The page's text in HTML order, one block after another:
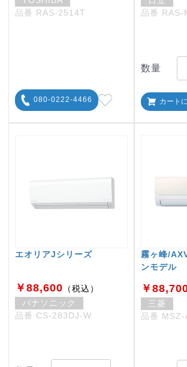
品番 RAS-2514T
080-0222-4466
品番 RAS-
数量
カート
エオリアJシリーズ
￥88,600 （税込）
パナソニック
品番 CS-283DJ-W
霧ヶ峰/
ンモデル
￥
三菱
品番 MSZ-